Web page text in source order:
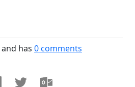
and has 0comments